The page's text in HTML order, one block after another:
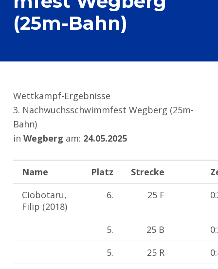
(25m-Bahn)
Wettkampf-Ergebnisse
3. Nachwuchsschwimmfest Wegberg (25m-
Bahn)
in Wegberg am: 24.05.2025
Name Platz Strecke
Ciobotaru,
Filip (2018)
6. 25 F
5. 25 B
5.
25 R